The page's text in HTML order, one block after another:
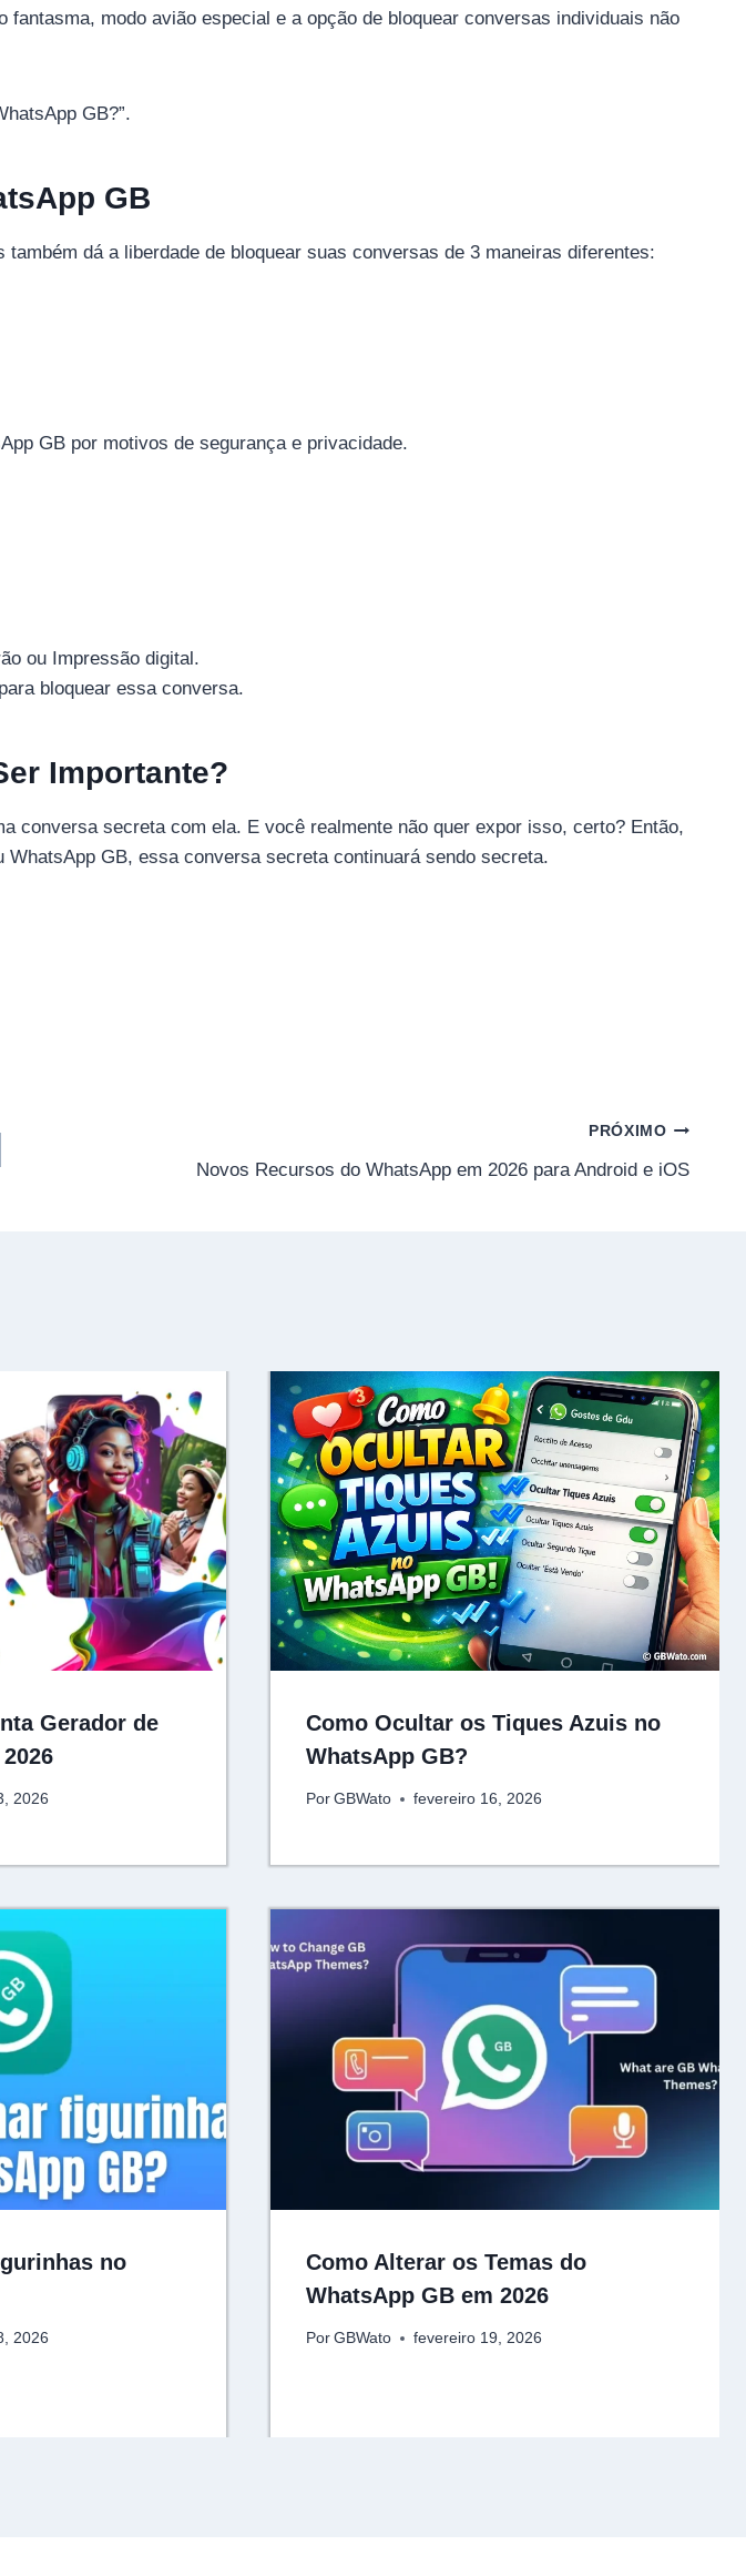
modo avião especial e a opção de bloquear conversas individuais não
GB?”.
GB
dá a liberdade de bloquear suas conversas de 3 maneiras diferentes:
GB por motivos de segurança e privacidade.
ou Impressão digital.
bloquear essa conversa.
Importante?
conversa secreta com ela. E você realmente não quer expor isso, certo? Então,
GB, essa conversa secreta continuará sendo secreta.
PRÓXIMO
Novos Recursos do WhatsApp em 2026 para Android e iOS
Gerador de
2026
Como Ocultar os Tiques Azuis no
WhatsApp GB?
Por GBWato fevereiro 16, 2026
no
2026
Como Alterar os Temas do
WhatsApp GB em 2026
Por GBWato fevereiro 19, 2026